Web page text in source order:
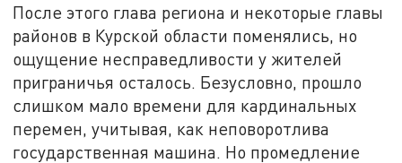
После этого глава региона и некоторые главы
районов в Курской области поменялись, но
ощущение несправедливости у жителей
приграничья осталось. Безусловно, прошло
слишком мало времени для кардинальных
перемен, учитывая, как неповоротлива
государственная машина. Но промедление